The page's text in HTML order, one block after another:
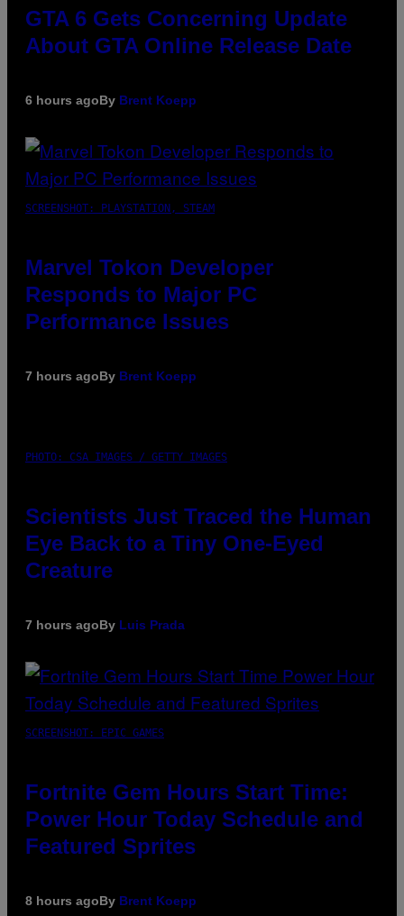
GTA 6 Gets Concerning Update
About GTA Online Release Date
6 hours agoBy Brent Koepp
SCREENSHOT: PLAYSTATION, STEAM
Marvel Tokon Developer
Responds to Major PC
Performance Issues
7 hours agoBy Brent Koepp
PHOTO: CSA IMAGES / GETTY IMAGES
Scientists Just Traced the Human
Eye Back to a Tiny One-Eyed
Creature
7 hours agoBy Luis Prada
SCREENSHOT: EPIC GAMES
Fortnite Gem Hours Start Time:
Power Hour Today Schedule and
Featured Sprites
8 hours agoBy Brent Koepp